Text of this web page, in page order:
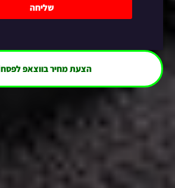
שליחה
הצעת מחיר בווצאפ לפסח